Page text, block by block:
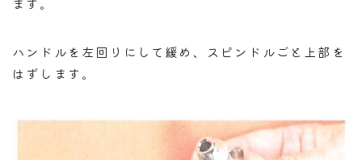
ハンドルを左回りにして緩め、スピンドルごと上部を
はずします。